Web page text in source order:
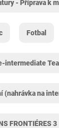
- Příprava k
Fotbal
intermediate
(nahrávka na
FRONTIÉRES 3